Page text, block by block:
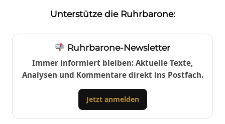
Unterstütze die Ruhrbarone:
Ruhrbarone-Newsletter
Immer informiert bleiben: Aktuelle Texte,
Analysen und Kommentare direkt ins Postfach.
Jetzt anmelden